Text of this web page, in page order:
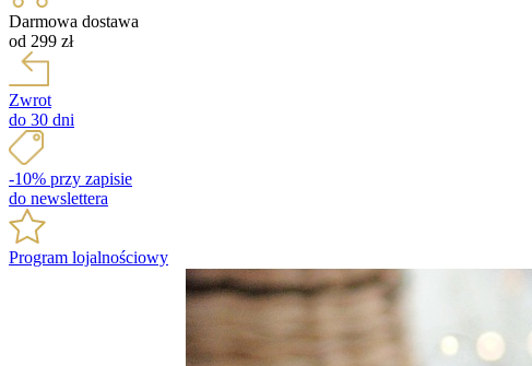
Darmowa dostawa
od 299 zł
Zwrot
do 30 dni
-10% przy zapisie
do newslettera
Program lojalnościowy